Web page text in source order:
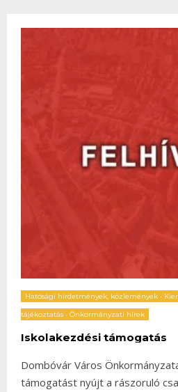
Hatósági hirdetmények, közlemények •
tájékoztatás • Önkormányzati hírek
Iskolakezdési támogatás
Dombóvár Város
támogatást nyújt a rászoruló